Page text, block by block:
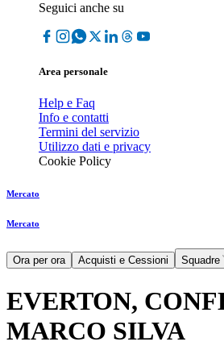
Seguici anche su
Area personale
Help e Faq
Info e contatti
Termini del servizio
Utilizzo dati e privacy
Cookie Policy
Mercato
Mercato
Ora per ora Acquisti e Cessioni Squadre
EVERTON,
MARCO SILVA